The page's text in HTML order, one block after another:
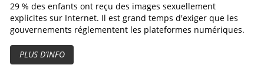
29 % des enfants ont reçu des images sexuellement
explicites sur Internet. Il est grand temps d'exiger que les
gouvernements réglementent les plateformes numériques.
PLUS D’INFO